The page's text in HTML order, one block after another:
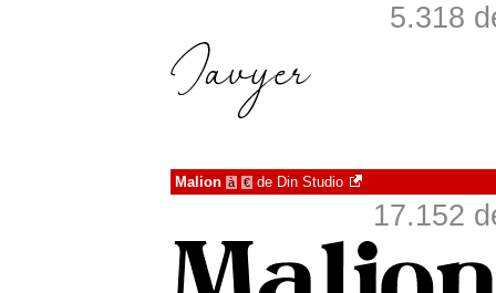
5.318
Malion à € de Din Studio
17.152